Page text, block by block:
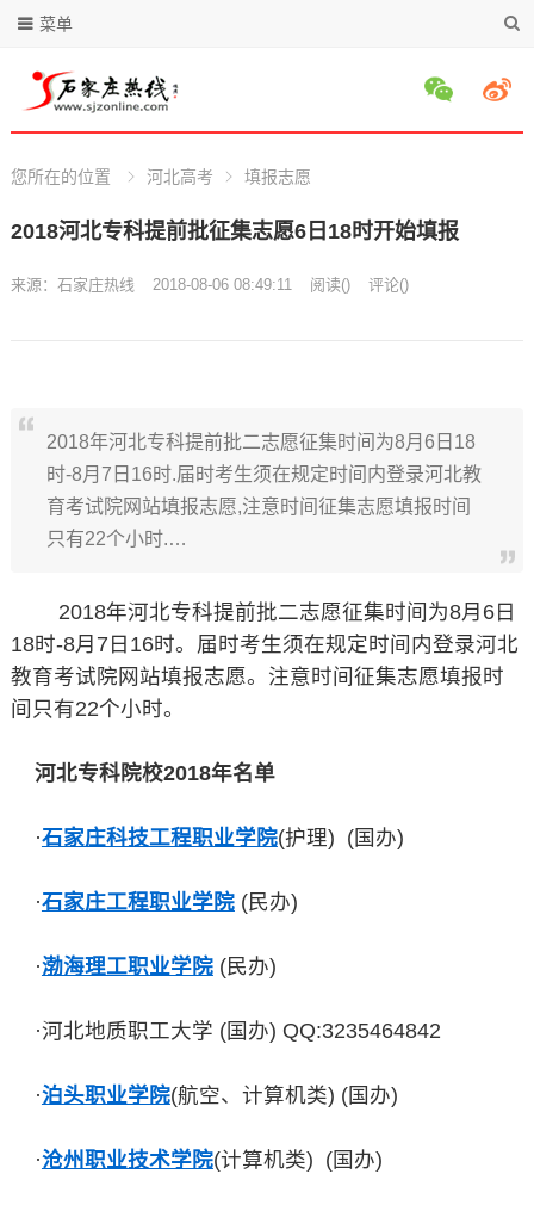
菜单
您所在的位置 河北高考 填报志愿
2018河北专科提前批征集志愿6日18时开始填报
来源： 石家庄热线 2018-08-06 08:49:11 阅读() 评论()
2018年河北专科提前批二志愿征集时间为8月6日18
时-8月7日16时.届时考生须在规定时间内登录河北教
育考试院网站填报志愿,注意时间征集志愿填报时间
只有22个小时.…
2018年河北专科提前批二志愿征集时间为8月6日
18时-8月7日16时。届时考生须在规定时间内登录河北
教育考试院网站填报志愿。注意时间征集志愿填报时
间只有22个小时。
河北专科院校2018年名单
·石家庄科技工程职业学院(护理) (国办)
·石家庄工程职业学院(民办)
·渤海理工职业学院(民办)
·河北地质职工大学 (国办) QQ:3235464842
·泊头职业学院(航空、计算机类) (国办)
·沧州职业技术学院(计算机类) (国办)